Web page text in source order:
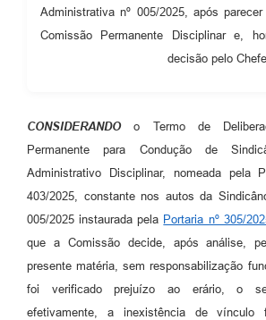
Carta de Serviços
Projetos
Participe mais
Contas Públicas
Telefones Úteis
Jornal
Administrativa nº 005/2025, após
Comissão Permanente Disciplinar e,
decisão pelo
CONSIDERANDOo Termo de
Permanente para Condução de
Administrativo Disciplinar, nomeada pela
403/2025, constante nos autos da
005/2025 instaurada pela Portaria nº 305/
que a Comissão decide, após análise,
presente matéria, sem responsabilização
foi verificado prejuízo ao erário, o
efetivamente, a inexistência de vínculo